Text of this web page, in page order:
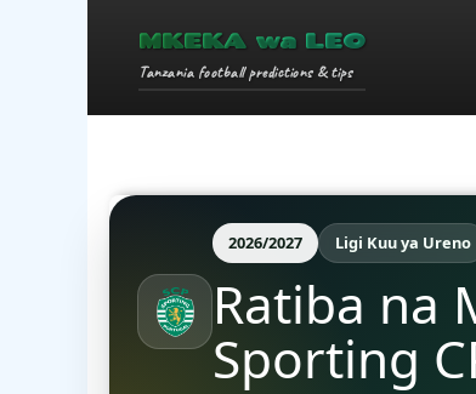
MKEKA wa LEO
Tanzania football predictions & tips
2026/2027 Ligi Kuu ya Ureno
Ratiba na
Sporting